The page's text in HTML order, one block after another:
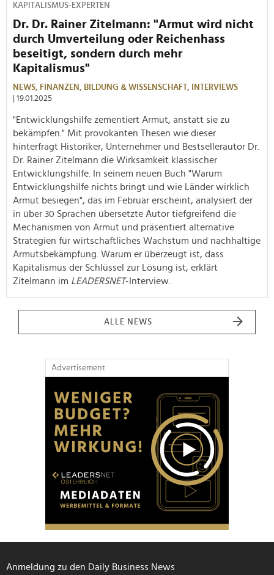
KAPITALISMUS-EXPERTEN
Dr. Dr. Rainer Zitelmann: "Armut wird nicht
durch Umverteilung oder Reichenhass
beseitigt, sondern durch mehr
Kapitalismus"
NEWS, FINANZEN, BILDUNG & WISSENSCHAFT,
INTERVIEWS
| 19.01.2025
"Entwicklungshilfe zementiert Armut, anstatt sie zu
bekämpfen." Mit provokanten Thesen wie dieser
hinterfragt Historiker, Unternehmer und Bestsellerautor Dr.
Dr. Rainer Zitelmann die Wirksamkeit klassischer
Entwicklungshilfe. In seinem neuen Buch "Warum
Entwicklungshilfe nichts bringt und wie Länder wirklich
Armut besiegen", das im Februar erscheint, analysiert der
in über 30 Sprachen übersetzte Autor tiefgreifend die
Mechanismen von Armut und präsentiert alternative
Strategien für wirtschaftliches Wachstum und nachhaltige
Armutsbekämpfung. Warum er überzeugt ist, dass
Kapitalismus der Schlüssel zur Lösung ist, erklärt
Zitelmann im LEADERSNET-Interview.
ALLE NEWS
Advertisement
Anmeldung zu den Daily Business News